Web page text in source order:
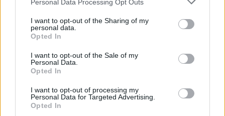
not limited to your visit or usage behaviour. You may click to
grant or deny consent to Google and its third-party tags to
use your data for below specified purposes in below Google
consent section.
Personal Data Processing Opt Outs
I want to opt-out of the Sharing of my
personal data.
Opted In
I want to opt-out of the Sale of my
Personal Data.
Opted In
I want to opt-out of processing my
Personal Data for Targeted Advertising.
Opted In
n'est pas conseillé de le laver avant la
. Les maladies du cuir chevelu les plus
fréquemment diagnostiquées sont les
psoriasisou ladermatiteséborrhéique (DS). Les
causes sont les suivantes :
facteurs génétiques, mauvaise alimentation, stress,
maladies auto-immunes ou troubles